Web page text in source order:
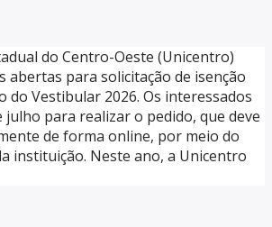
do Centro-Oeste (Unicentro)
abertas para solicitação de isenção
do Vestibular 2026. Os interessados
julho para realizar o pedido, que deve
de forma online, por meio do
instituição. Neste ano, a Unicentro